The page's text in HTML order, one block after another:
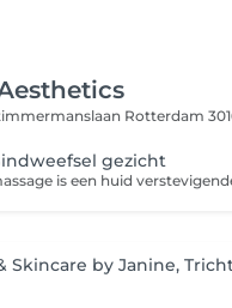
Rotterdam
gezicht